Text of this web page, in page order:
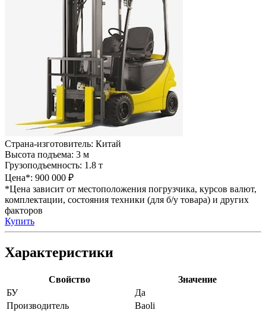
Страна-изготовитель: Китай
Высота подъема: 3 м
Грузоподъемность: 1.8 т
Цена*: 900 000 ₽
*Цена зависит от местоположения погрузчика, курсов валют,
комплектации, состояния техники (для б/у товара) и других
факторов
Купить
Характеристики
Свойство
Значение
БУ
Да
Производитель
Baoli